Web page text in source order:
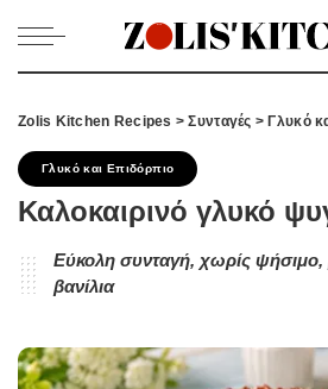
Zolis Kitchen Recipes >Συνταγές > Γλυκό
Γλυκό και Επιδόρπιο
Καλοκαιρινό γλυκό
Εύκολη συνταγή, χωρίς ψήσιμο,
βανίλια